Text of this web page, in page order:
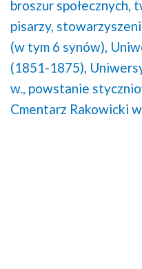
broszur społecznych,
pisarzy,
(w tym 6 synów),
(1851-1875),
w., powstanie
Cmentarz Rakowicki